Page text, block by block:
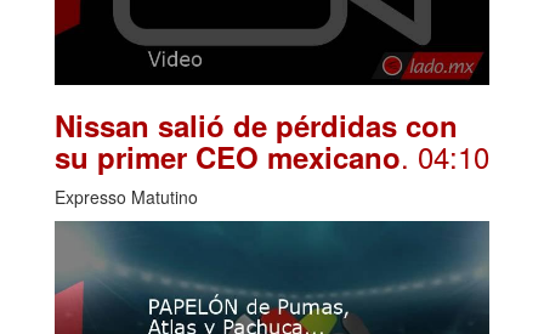
Nissan salió de pérdidas con
su primer CEO mexicano. 04:10
Expresso Matutino